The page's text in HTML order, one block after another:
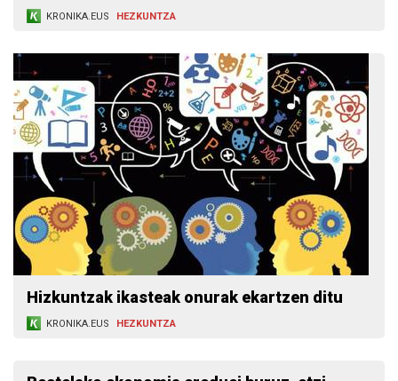
KRONIKA.EUS HEZKUNTZA
Hizkuntzak ikasteak onurak ekartzen ditu
KRONIKA.EUS HEZKUNTZA